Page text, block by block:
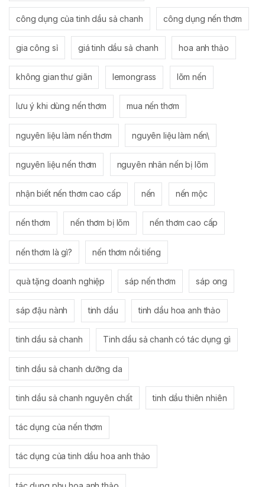
công dụng của tinh dầu sả chanh công dụng nến thơm
gia công sỉ giá tinh dầu sả chanh hoa anh thảo
không gian thư giãn lemongrass lõm nến
lưu ý khi dùng nến thơm mua nến thơm
nguyên liệu làm nến thơm nguyên liệu làm nến\
nguyên liệu nến thơm nguyên nhân nến bị lõm
nhận biết nến thơm cao cấp nến nến mộc
nến thơm nến thơm bị lõm nến thơm cao cấp
nến thơm là gì? nến thơm nổi tiếng
quà tặng doanh nghiệp sáp nến thơm sáp ong
sáp đậu nành tinh dầu tinh dầu hoa anh thảo
tinh dầu sả chanh Tinh dầu sả chanh có tác dụng gì
tinh dầu sả chanh dưỡng da
tinh dầu sả chanh nguyên chất tinh dầu thiên nhiên
tác dụng của nến thơm
tác dụng của tinh dầu hoa anh thảo